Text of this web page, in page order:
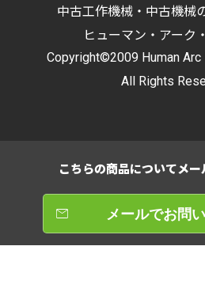
中古工作機械・中古機械
ヒューマン・アーク
Copyright©2009 Human Arc
All Rights
こちらの商品についてメ
メールでお問